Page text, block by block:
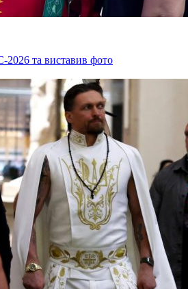
2026 та виставив фото